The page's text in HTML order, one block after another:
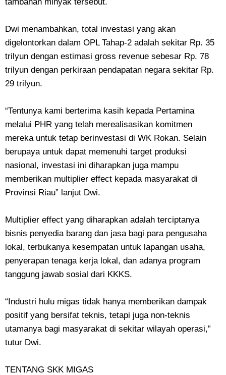
Dwi menambahkan, total investasi yang akan
digelontorkan dalam OPL Tahap-2 adalah sekitar Rp. 35
trilyun dengan estimasi gross revenue sebesar Rp. 78
trilyun dengan perkiraan pendapatan negara sekitar Rp.
29 trilyun.
“Tentunya kami berterima kasih kepada Pertamina
melalui PHR yang telah merealisasikan komitmen
mereka untuk tetap berinvestasi di WK Rokan. Selain
berupaya untuk dapat memenuhi target produksi
nasional, investasi ini diharapkan juga mampu
memberikan multiplier effect kepada masyarakat di
Provinsi Riau” lanjut Dwi.
Multiplier effect yang diharapkan adalah terciptanya
bisnis penyedia barang dan jasa bagi para pengusaha
lokal, terbukanya kesempatan untuk lapangan usaha,
penyerapan tenaga kerja lokal, dan adanya program
tanggung jawab sosial dari KKKS.
“Industri hulu migas tidak hanya memberikan dampak
positif yang bersifat teknis, tetapi juga non-teknis
utamanya bagi masyarakat di sekitar wilayah operasi,”
tutur Dwi.
TENTANG SKK MIGAS